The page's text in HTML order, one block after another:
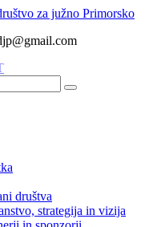
društva
strategija in vizija